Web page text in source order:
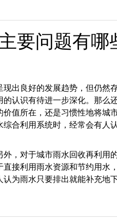
要问题有哪
出良好的发展趋势，但仍然
认识有待进一步深化。那么
值所在，还是习惯性地将城
合利用系统时，经常会有人
外，对于城市雨水回收再利用
接利用雨水资源和节约用水
为雨水只要排出就能补充地下